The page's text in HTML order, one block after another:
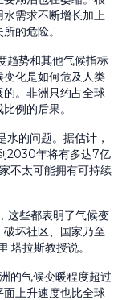
需求不断增长加上
的危险。
趋势和其他气候指标
化是如何危及人类
。非洲只约占全球
例的后果。
水的问题。据估计，
2030年将有多达7亿
不太可能拥有可持续
这些都表明了气候变
坏社区、国家乃至
塔拉斯教授说。
的气候变暖程度超过
上升速度也比全球